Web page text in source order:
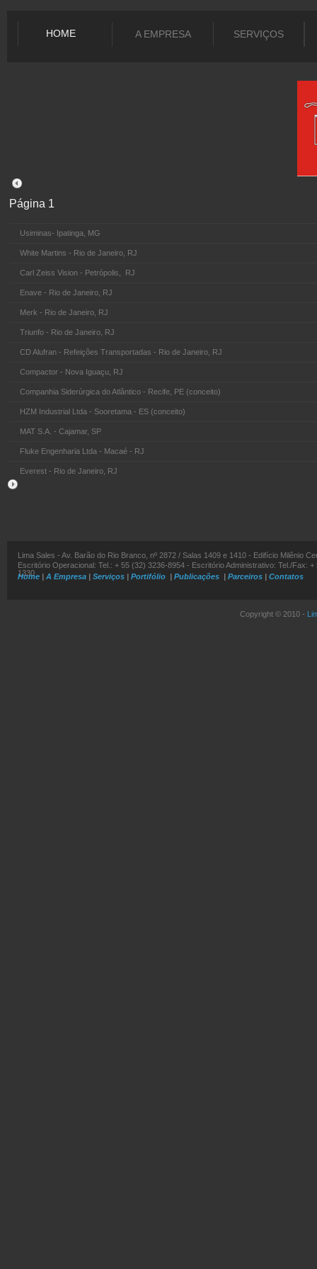
HOME A EMPRESA SERVIÇOS
Página 1
Usiminas- Ipatinga, MG
White Martins - Rio de Janeiro, RJ
Carl Zeiss Vision - Petrópolis, RJ
Enave - Rio de Janeiro, RJ
Merk - Rio de Janeiro, RJ
Triunfo - Rio de Janeiro, RJ
CD Alufran - Refeições Transportadas - Rio de Janeiro, RJ
Compactor - Nova Iguaçu, RJ
Companhia Siderúrgica do Atlântico - Recife, PE (conceito)
HZM Industrial Ltda - Sooretama - ES (conceito)
MAT S.A. - Cajamar, SP
Fluke Engenharia Ltda - Macaé - RJ
Everest - Rio de Janeiro, RJ
Lima Sales - Av. Barão do Rio Branco, nº 2872 / Salas 1409 e 1410 - Edifício Milênio
Escritório Operacional: Tel.: + 55 (32) 3236-8954 - Escritório Administrativo: Tel./Fax: +
1330
Home | A Empresa | Serviços | Portifólio | Publicações | Parceiros | Contatos
Copyright © 2010 -